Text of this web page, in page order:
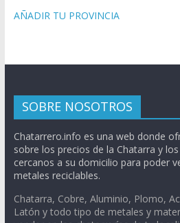
AÑADIR TU PROVINCIA
SOBRE NOSOTROS
Chatarrero.info es una web donde
sobre los precios de la Chatarra y
cercanos a su domicilio para poder
metales reciclables.
Chatarra, Cobre, Aluminio, Plomo,
Latón y todo tipo de metales y